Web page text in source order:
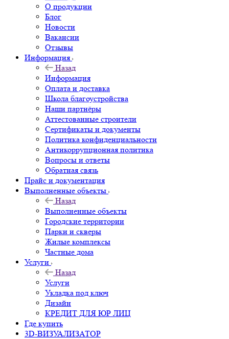
О продукции
Блог
Новости
Вакансии
Отзывы
Информация
Назад
Информация
Оплата и доставка
Школа благоустройства
Наши партнёры
Аттестованные строители
Сертификаты и документы
Политика конфиденциальности
Антикоррупционная политика
Вопросы и ответы
Обратная связь
Прайс и документация
Выполненные объекты
Назад
Выполненные объекты
Городские территории
Парки и скверы
Жилые комплексы
Частные дома
Услуги
Назад
Услуги
Укладка под ключ
Дизайн
КРЕДИТ ДЛЯ ЮР ЛИЦ
Где купить
3D-ВИЗУАЛИЗАТОР